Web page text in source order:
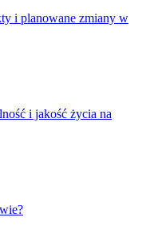
i planowane zmiany w
i jakość życia na